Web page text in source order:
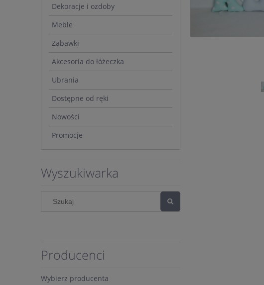
Dekoracje i ozdoby
Meble
Zabawki
Akcesoria do łóżeczka
Ubrania
Dostępne od ręki
Nowości
Promocje
Wyszukiwarka
Producenci
Wybierz producenta